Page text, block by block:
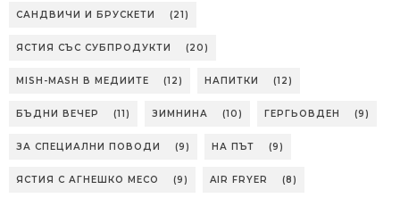
САНДВИЧИ И БРУСКЕТИ (21)
ЯСТИЯ СЪС СУБПРОДУКТИ (20)
MISH-MASH В МЕДИИТЕ (12) НАПИТКИ (12)
БЪДНИ ВЕЧЕР (11) ЗИМНИНА (10) ГЕРГЬОВДЕН (9)
ЗА СПЕЦИАЛНИ ПОВОДИ (9) НА ПЪТ (9)
ЯСТИЯ С АГНЕШКО МЕСО (9) AIR FRYER (8)